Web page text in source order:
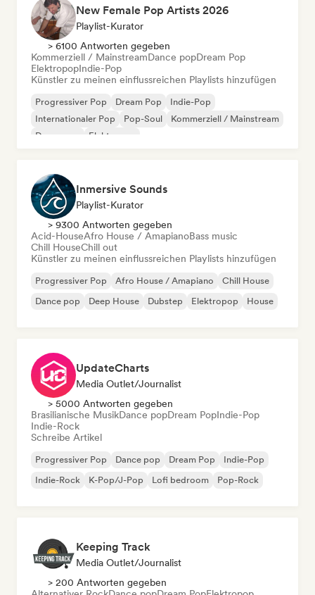
New Female Pop Artists 2026
Playlist-Kurator
> 6100 Antworten gegeben
Kommerziell / MainstreamDance popDream Pop
ElektropopIndie-Pop
Künstler zu meinen einflussreichen Playlists hinzufügen
Progressiver Pop Dream Pop
Indie-Pop
Internationaler Pop
Pop-Soul
Kommerziell / Mainstream
Dance pop
Elektropop
Inmersive Sounds
Playlist-Kurator
> 9300 Antworten gegeben
Acid-HouseAfro House / AmapianoBass music
Chill HouseChill out
Künstler zu meinen einflussreichen Playlists hinzufügen
Progressiver Pop Afro House / Amapiano
Chill House
Dance pop
Deep House Dubstep Elektropop House
UpdateCharts
Media Outlet/Journalist
> 5000 Antworten gegeben
Brasilianische MusikDance popDream PopIndie-Pop
Indie-Rock
Schreibe Artikel
Progressiver Pop Dance pop Dream Pop
Indie-Pop
Indie-Rock
K-Pop/J-Pop Lofi bedroom Pop-Rock
Keeping Track
Media Outlet/Journalist
> 200 Antworten gegeben